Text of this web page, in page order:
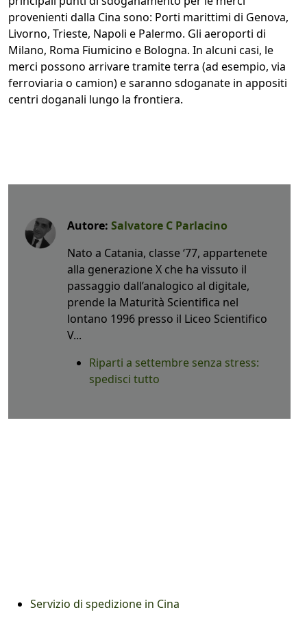
provenienti dalla Cina sono: Porti marittimi di Genova,
Livorno, Trieste, Napoli e Palermo. Gli aeroporti di
Milano, Roma Fiumicino e Bologna. In alcuni casi, le
merci possono arrivare tramite terra (ad esempio, via
ferroviaria o camion) e saranno sdoganate in appositi
centri doganali lungo la frontiera.
Autore: Salvatore C Parlacino
Nato a Catania, classe ‘77, appartenete
alla generazione X che ha vissuto il
passaggio dall’analogico al digitale,
prende la Maturità Scientifica nel
lontano 1996 presso il Liceo Scientifico
V...
Riparti a settembre senza stress:
spedisci tutto
Servizio di spedizione in Cina